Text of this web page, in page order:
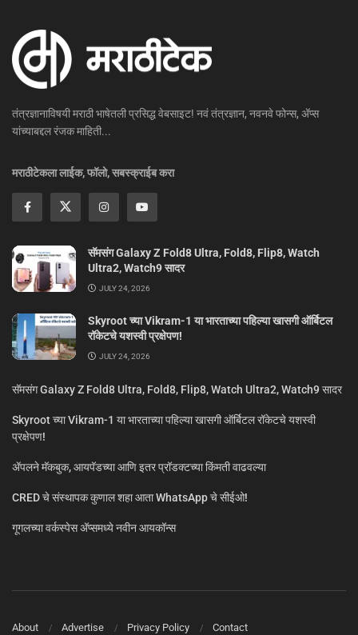
तंत्रज्ञानाविषयी मराठी भाषेतली प्रसिद्ध वेबसाइट! नवं तंत्रज्ञान, नवनवे फोन्स, ॲप्स
यांच्याबद्दल रंजक माहिती...
मराठीटेकला लाईक, फॉलो, सबस्क्राईब करा
सॅमसंग Galaxy Z Fold8 Ultra, Fold8, Flip8, Watch
Ultra2, Watch9 सादर
JULY 24, 2026
Skyroot च्या Vikram-1 या भारताच्या पहिल्या खासगी ऑर्बिटल
रॉकेटचे यशस्वी प्रक्षेपण!
JULY 24, 2026
सॅमसंग Galaxy Z Fold8 Ultra, Fold8, Flip8, Watch Ultra2, Watch9 सादर
Skyroot च्या Vikram-1 या भारताच्या पहिल्या खासगी ऑर्बिटल रॉकेटचे यशस्वी
प्रक्षेपण!
ॲपलने मॅकबुक, आयपॅडच्या आणि इतर प्रॉडक्टच्या किंमती वाढवल्या
CRED चे संस्थापक कुणाल शहा आता WhatsApp चे सीईओ!
गूगलच्या वर्कस्पेस अ‍ॅप्समध्ये नवीन आयकॉन्स
About Advertise Privacy Policy Contact